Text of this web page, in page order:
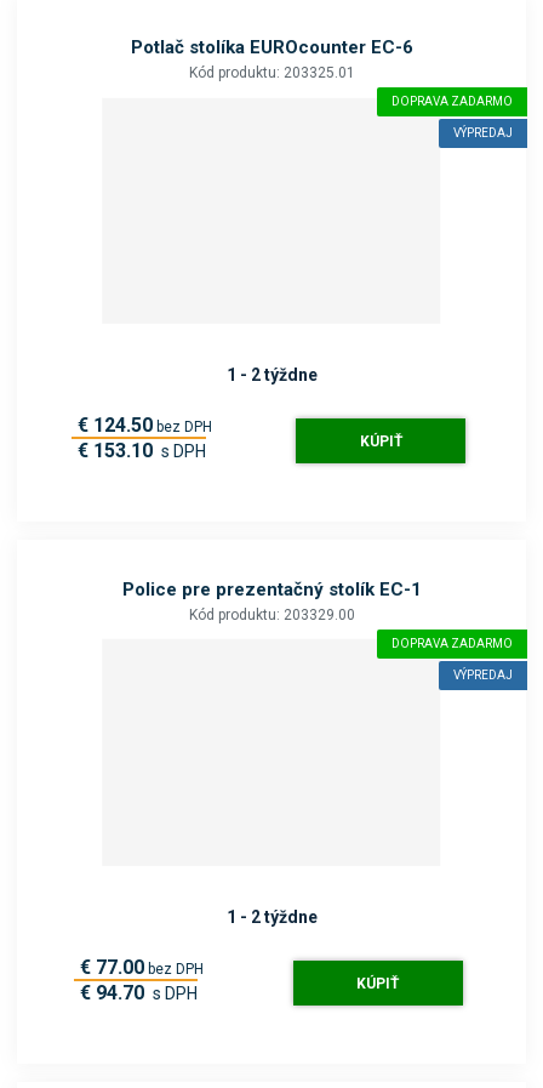
Potlač stolíka EUROcounter EC-6
Kód produktu: 203325.01
DOPRAVA ZADARMO
VÝPREDAJ
1 - 2 týždne
€ 124.50 bez DPH
€ 153.10 s DPH KÚPIŤ
Police pre prezentačný stolík EC-1
Kód produktu: 203329.00
DOPRAVA ZADARMO
VÝPREDAJ
1 - 2 týždne
€ 77.00 bez DPH
€ 94.70 s DPH KÚPIŤ